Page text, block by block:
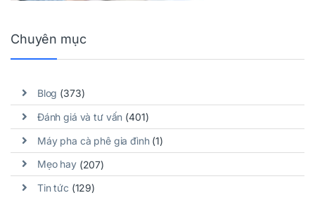
Chuyên mục
Blog (373)
Đánh giá và tư vấn (401)
Máy pha cà phê gia đình(1)
Mẹo hay(207)
Tin tức (129)